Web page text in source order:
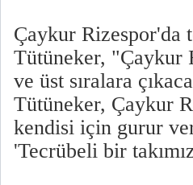
Çaykur
Tütüneker, "Çaykur
ve üst sıralara
Tütüneker, Çaykur
kendisi için gurur
'Tecrübeli bir